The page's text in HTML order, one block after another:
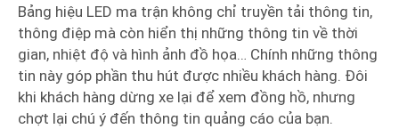
Bảng hiệu LED ma trận không chỉ truyền tải thông tin,
thông điệp mà còn hiển thị những thông tin về thời
gian, nhiệt độ và hình ảnh đồ họa… Chính những thông
tin này góp phần thu hút được nhiều khách hàng. Đôi
khi khách hàng dừng xe lại để xem đồng hồ, nhưng
chợt lại chú ý đến thông tin quảng cáo của bạn.